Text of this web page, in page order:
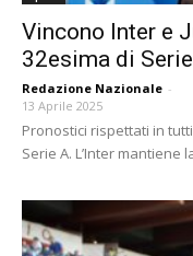
Vincono Inter e
32esima di
Redazione Nazionale -
13 Aprile 2025
Pronostici rispettati in
Serie A. L’Inter mantiene